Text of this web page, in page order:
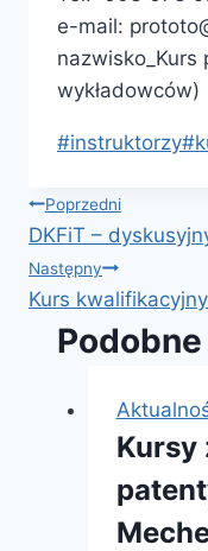
e-mail:
nazwisko_Kurs
wykładowców)
Tagi
#instruktorzy#
Nawigacja
wpisu
Poprzedni
DKFiT –
Następny
Kurs
Kursy